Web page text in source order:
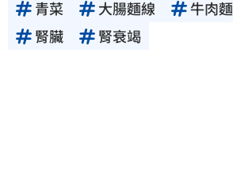
青菜 大腸麵線 牛肉麵
腎臟
腎衰竭